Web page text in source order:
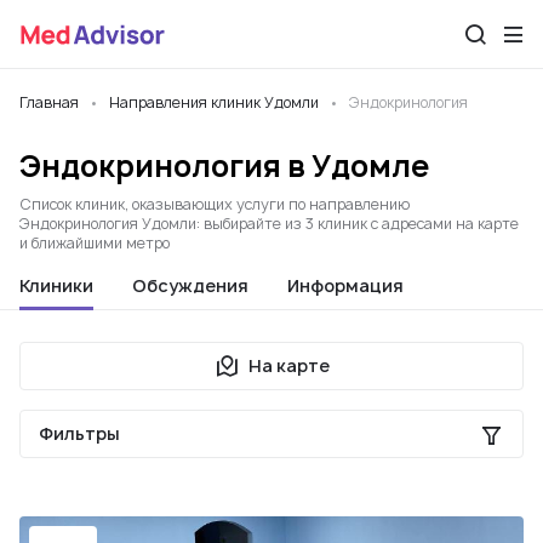
Главная Направления клиник Удомли Эндокринология
Эндокринология в Удомле
Список клиник, оказывающих услуги по направлению
Эндокринология Удомли: выбирайте из 3 клиник с адресами на карте
и ближайшими метро
Клиники Обсуждения Информация
На карте
Фильтры